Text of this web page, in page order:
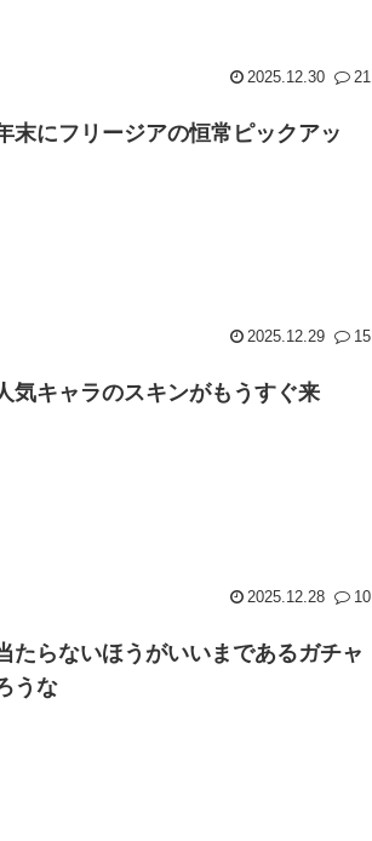
2025.12.30 21
末にフリージアの恒常ピックアッ
2025.12.29 15
気キャラのスキンがもうすぐ来
2025.12.28 10
たらないほうがいいまであるガチャ
うな